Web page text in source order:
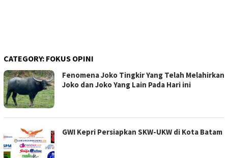
CATEGORY: FOKUS OPINI
Fenomena Joko Tingkir Yang Telah Melahirkan
Joko dan Joko Yang Lain Pada Hari ini
GWI Kepri Persiapkan SKW-UKW di Kota Batam